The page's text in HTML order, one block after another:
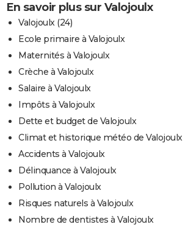
En savoir plus sur Valojoulx
Valojoulx (24)
Ecole primaire à Valojoulx
Maternités à Valojoulx
Crèche à Valojoulx
Salaire à Valojoulx
Impôts à Valojoulx
Dette et budget de Valojoulx
Climat et historique météo de Valojoulx
Accidents à Valojoulx
Délinquance à Valojoulx
Pollution à Valojoulx
Risques naturels à Valojoulx
Nombre de dentistes à Valojoulx